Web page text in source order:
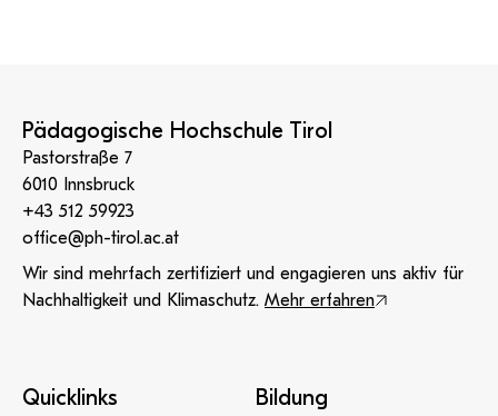
Pädagogische Hochschule Tirol
Pastorstraße 7
6010 Innsbruck
+43 512 59923
office@ph-tirol.ac.at
Wir sind mehrfach zertifiziert und engagieren uns aktiv für
Nachhaltigkeit und Klimaschutz. Mehr erfahren
Quicklinks Bildung